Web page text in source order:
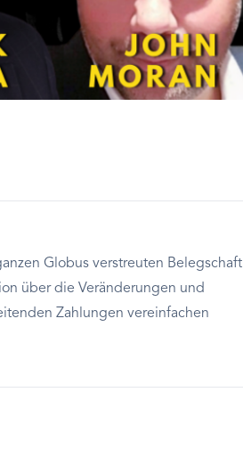
Globus verstreuten Belegschaft
über die Veränderungen und
Zahlungen vereinfachen